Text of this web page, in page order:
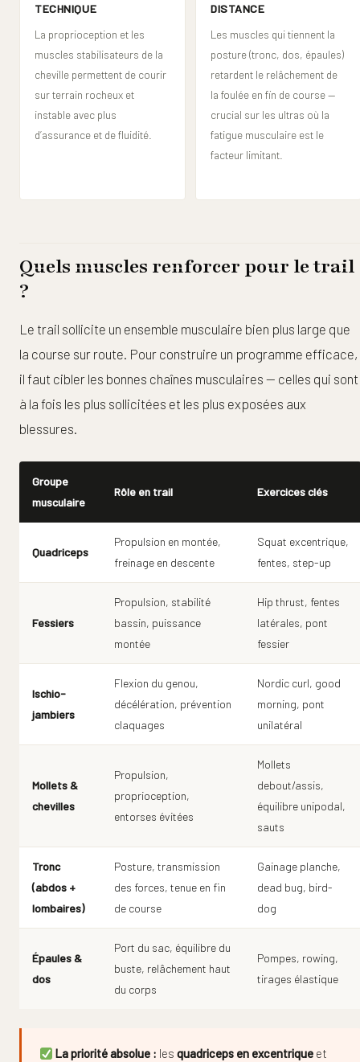
TECHNIQUE
La proprioception et les
muscles stabilisateurs de la
cheville permettent de courir
sur terrain rocheux et
instable avec plus
d’assurance et de fluidité.
DISTANCE
Les muscles qui tiennent la
posture (tronc, dos, épaules)
retardent le relâchement de
la foulée en fin de course —
crucial sur les ultras où la
fatigue musculaire est le
facteur limitant.
Quels muscles renforcer pour le trail
?
Le trail sollicite un ensemble musculaire bien plus large que
la course sur route. Pour construire un programme efficace,
il faut cibler les bonnes chaînes musculaires — celles qui sont
à la fois les plus sollicitées et les plus exposées aux
blessures.
Groupe
musculaire
Rôle en trail Exercices clés
Quadriceps
Propulsion en montée,
freinage en descente
Squat excentrique,
fentes, step-up
Fessiers
Propulsion, stabilité
bassin, puissance
montée
Hip thrust, fentes
latérales, pont
fessier
Ischio-
jambiers
Flexion du genou,
décélération, prévention
claquages
Nordic curl, good
morning, pont
unilatéral
Mollets &
chevilles
Propulsion,
proprioception,
entorses évitées
Mollets
debout/assis,
équilibre unipodal,
sauts
Tronc
(abdos +
lombaires)
Posture, transmission
des forces, tenue en fin
de course
Gainage planche,
dead bug, bird-
dog
Épaules &
dos
Port du sac, équilibre du
buste, relâchement haut
du corps
Pompes, rowing,
tirages élastique
La priorité absolue : les quadriceps en excentriqueet